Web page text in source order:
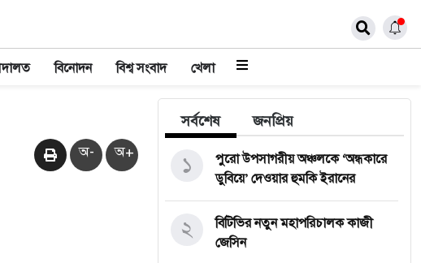
বিনোদন বিশ্ব সংবাদ খেলা
অ- অ+
সর্বশেষ জনপ্রিয়
পুরো উপসাগরীয় অঞ্চলকে ‘অন্ধকারে
ডুবিয়ে’ দেওয়ার হুমকি ইরানের
১
বিটিভির নতুন মহাপরিচালক কাজী
জেসিন
২